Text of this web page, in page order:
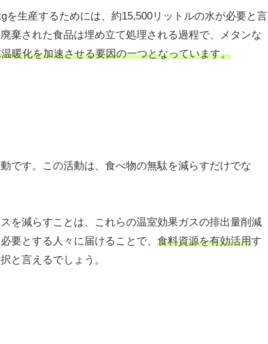
を生産するためには、約15,500リットルの水が必要と言
棄された食品は埋め立て処理される過程で、メタンな
暖化を加速させる要因の一つとなっています。
です。この活動は、食べ物の無駄を減らすだけでな
を減らすことは、これらの温室効果ガスの排出量削減
要とする人々に届けることで、 食料資源を有効活用す
と言えるでしょう。